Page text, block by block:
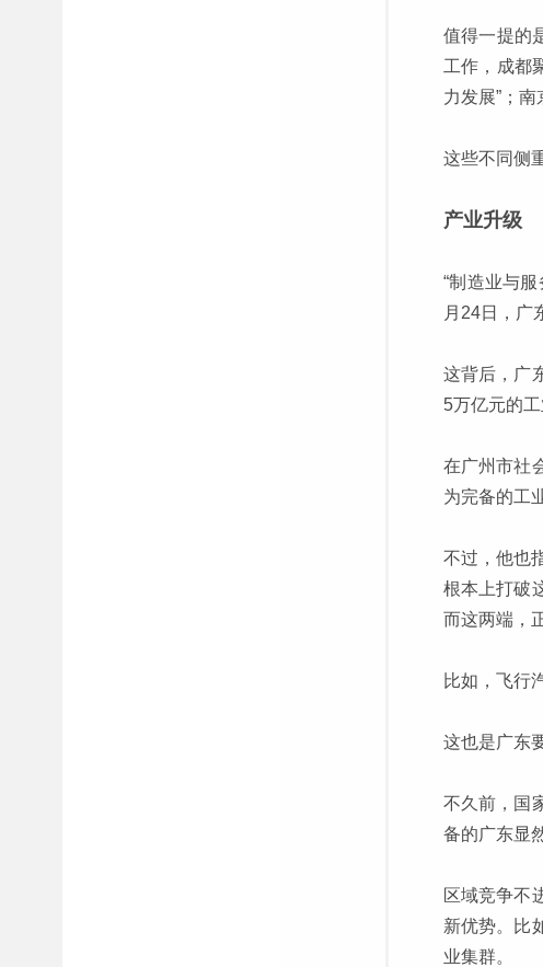
值得一提的
工作，成都
力发展”；
这些不同侧
产业升级
“制造业与
月24日，广
这背后，广
5万亿元的
在广州市社
为完备的工
不过，他也
根本上打破
而这两端，
比如，飞行
这也是广东
不久前，国
备的广东显
区域竞争不
新优势。比
业集群。